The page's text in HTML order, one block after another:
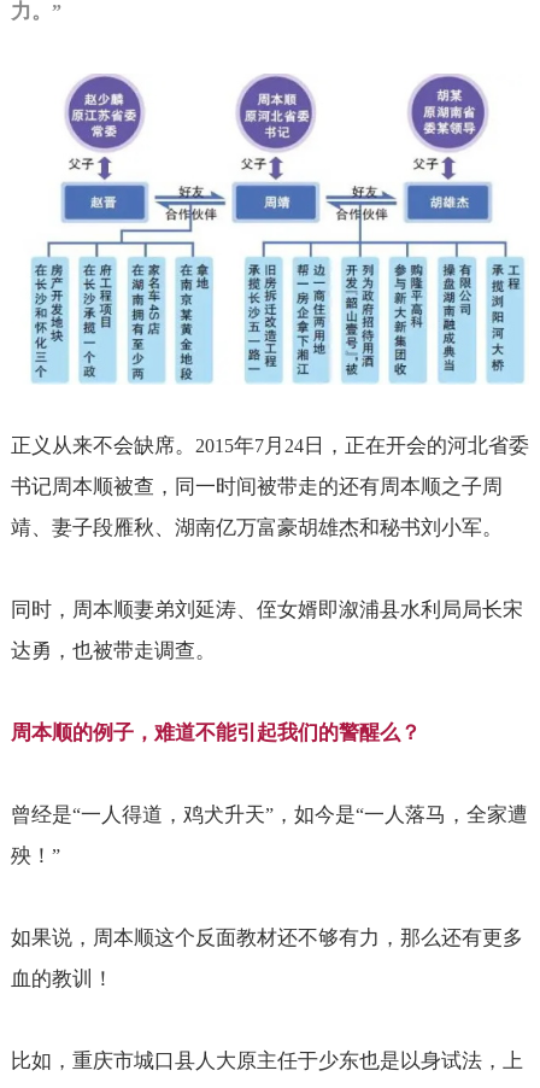
力。 ”
正义从来不会缺席。 2015年7月 24日，正在开会的河北省委
书记周本顺被查，同一时间被带走的还有周本顺之子周
靖、妻子段雁秋、湖南亿万富豪胡雄杰和秘书刘小军。
同时，周本顺妻弟刘延涛、侄女婿即溆浦县水利局局长宋
达勇，也被带走调查。
周本顺的例子，难道不能引起我们的警醒么？
曾经是“一人得道，鸡犬升天”，如今是“一人落马，全家遭
殃！ ”
如果说，周本顺这个反面教材还不够有力，那么还有更多
血的教训！
比如，重庆市城口县人大原主任于少东也是以身试法，上